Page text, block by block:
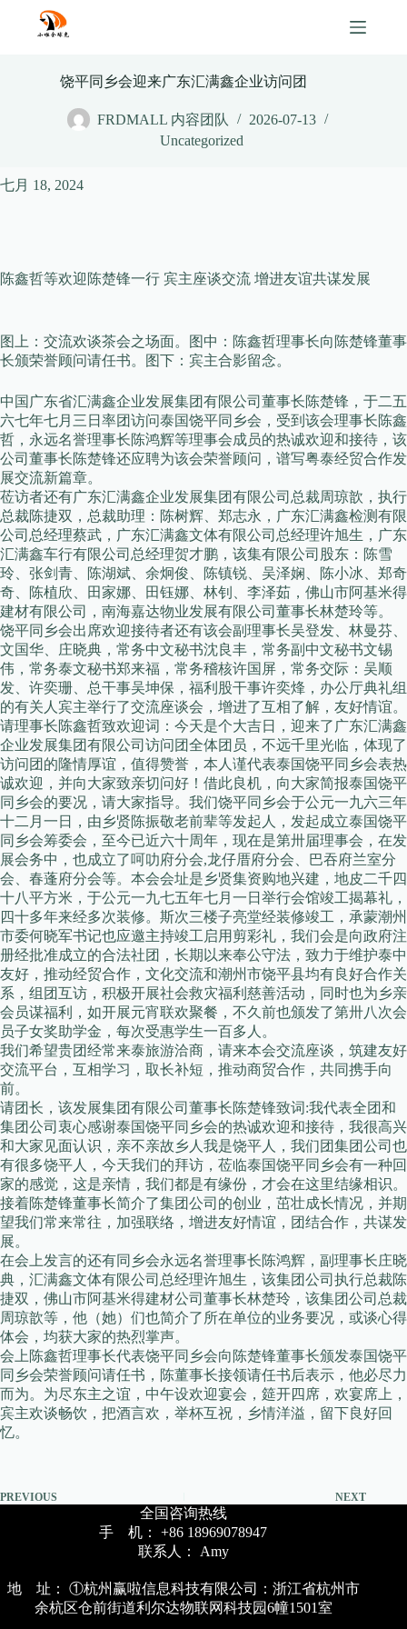
content
饶平同乡会迎来广东汇满鑫企业访问团
FRDMALL 内容团队
2026-07-13
Uncategorized
七月 18, 2024
陈鑫哲等欢迎陈楚锋一行 宾主座谈交流 增进友谊共谋发展
图上：交流欢谈茶会之场面。图中：陈鑫哲理事长向陈楚锋董事
长颁荣誉顾问请任书。图下：宾主合影留念。
中国广东省汇满鑫企业发展集团有限公司董事长陈楚锋，于二五
六七年七月三日率团访问泰国饶平同乡会，受到该会理事长陈鑫
哲，永远名誉理事长陈鸿辉等理事会成员的热诚欢迎和接待，该
公司董事长陈楚锋还应聘为该会荣誉顾问，谱写粤泰经贸合作发
展交流新篇章。
莅访者还有广东汇满鑫企业发展集团有限公司总裁周琼歆，执行
总裁陈捷双，总裁助理：陈树辉、郑志永，广东汇满鑫检测有限
公司总经理蔡武，广东汇满鑫文体有限公司总经理许旭生，广东
汇满鑫车行有限公司总经理贺才鹏，该集有限公司股东：陈雪
玲、张剑青、陈湖斌、余炯俊、陈镇锐、吴泽娴、陈小冰、郑奇
奇、陈植欣、田家娜、田钰娜、林钊、李泽茹，佛山市阿基米得
建材有限公司，南海嘉达物业发展有限公司董事长林楚玲等。
饶平同乡会出席欢迎接待者还有该会副理事长吴登发、林曼芬、
文国华、庄晓典，常务中文秘书沈良丰，常务副中文秘书文锡
伟，常务泰文秘书郑来福，常务稽核许国屏，常务交际：吴顺
发、许奕珊、总干事吴坤保，福利股干事许奕烽，办公厅典礼组
的有关人宾主举行了交流座谈会，增进了互相了解，友好情谊。
请理事长陈鑫哲致欢迎词：今天是个大吉日，迎来了广东汇满鑫
企业发展集团有限公司访问团全体团员，不远千里光临，体现了
访问团的隆情厚谊，值得赞誉，本人谨代表泰国饶平同乡会表热
诚欢迎，并向大家致亲切问好！借此良机，向大家简报泰国饶平
同乡会的要况，请大家指导。我们饶平同乡会于公元一九六三年
十二月一日，由乡贤陈振敬老前辈等发起人，发起成立泰国饶平
同乡会筹委会，至今已近六十周年，现在是第卅届理事会，在发
展会务中，也成立了呵叻府分会,龙仔厝府分会、巴吞府兰室分
会、春蓬府分会等。本会会址是乡贤集资购地兴建，地皮二千四
十八平方米，于公元一九七五年七月一日举行会馆竣工揭幕礼，
四十多年来经多次装修。斯次三楼子亮堂经装修竣工，承蒙潮州
市委何晓军书记也应邀主持竣工启用剪彩礼，我们会是向政府注
册经批准成立的合法社团，长期以来奉公守法，致力于维护泰中
友好，推动经贸合作，文化交流和潮州市饶平县均有良好合作关
系，组团互访，积极开展社会救灾福利慈善活动，同时也为乡亲
会员谋福利，如开展元宵联欢聚餐，不久前也颁发了第卅八次会
员子女奖助学金，每次受惠学生一百多人。
我们希望贵团经常来泰旅游洽商，请来本会交流座谈，筑建友好
交流平台，互相学习，取长补短，推动商贸合作，共同携手向
前。
请团长，该发展集团有限公司董事长陈楚锋致词:我代表全团和
集团公司衷心感谢泰国饶平同乡会的热诚欢迎和接待，我很高兴
和大家见面认识，亲不亲故乡人我是饶平人，我们团集团公司也
有很多饶平人，今天我们的拜访，莅临泰国饶平同乡会有一种回
家的感觉，这是亲情，我们都是有缘份，才会在这里结缘相识。
接着陈楚锋董事长简介了集团公司的创业，茁壮成长情况，并期
望我们常来常往，加强联络，增进友好情谊，团结合作，共谋发
展。
在会上发言的还有同乡会永远名誉理事长陈鸿辉，副理事长庄晓
典，汇满鑫文体有限公司总经理许旭生，该集团公司执行总裁陈
捷双，佛山市阿基米得建材公司董事长林楚玲，该集团公司总裁
周琼歆等，他（她）们也简介了所在单位的业务要况，或谈心得
体会，均获大家的热烈掌声。
会上陈鑫哲理事长代表饶平同乡会向陈楚锋董事长颁发泰国饶平
同乡会荣誉顾问请任书，陈董事长接领请任书后表示，他必尽力
而为。为尽东主之谊，中午设欢迎宴会，筵开四席，欢宴席上，
宾主欢谈畅饮，把酒言欢，举杯互祝，乡情洋溢，留下良好回
忆。
PREVIOUS NEXT
全国咨询热线
手 机： +86 18969078947
联系人： Amy
地 址： ①杭州赢啦信息科技有限公司：浙江省杭州市
余杭区仓前街道利尔达物联网科技园6幢1501室